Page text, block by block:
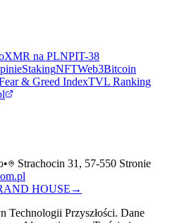
XMR na PLNPIT-38
StakingNFTWeb3Bitcoin
& Greed IndexTVL Ranking
•
Strachocin 31, 57-550 Stronie
HOUSE →
Przyszłości. Dane